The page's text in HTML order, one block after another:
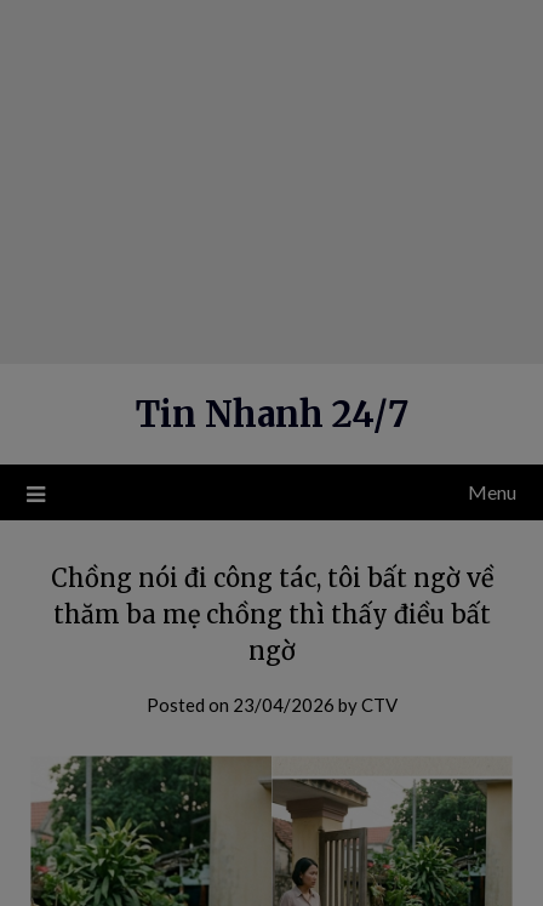
Tin Nhanh 24/7
Menu
Chồng nói đi công tác, tôi bất ngờ về
thăm ba mẹ chồng thì thấy điều bất
ngờ
Posted on 23/04/2026 byCTV